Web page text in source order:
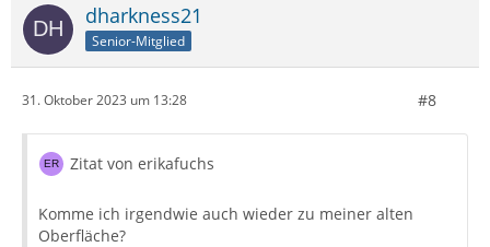
dharkness21
Senior-Mitglied
31. Oktober 2023 um 13:28 #8
Zitat von erikafuchs
Komme ich irgendwie auch wieder zu meiner alten
Oberfläche?